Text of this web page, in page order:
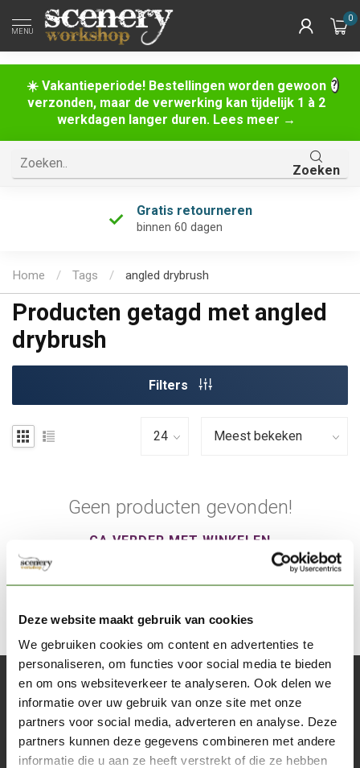
Deze website maakt gebruik van cookies
We gebruiken cookies om content en advertenties te
personaliseren, om functies voor social media te bieden
en om ons websiteverkeer te analyseren. Ook delen we
informatie over uw gebruik van onze site met onze
partners voor social media, adverteren en analyse. Deze
partners kunnen deze gegevens combineren met andere
informatie die u aan ze heeft verstrekt of die ze hebben
☀️ Vakantieperiode! Bestellingen worden gewoon
verzonden, maar de verwerking kan tijdelijk 1 à 2
werkdagen langer duren. Lees meer →
MENU
0
Zoeken
Gratis retourneren
binnen 60 dagen
Home / Tags / angled drybrush
Producten getagd met angled
drybrush
Filters
Geen producten gevonden!
GA VERDER MET WINKELEN
Abonneer je op onze nieuwsbrief
Blijf op de hoogte over onze laatste acties